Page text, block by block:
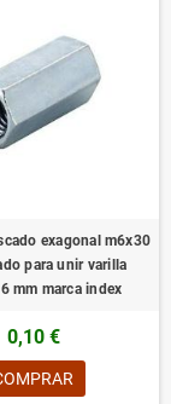
exagonal m6x30
para unir varilla
mm marca index
0,10 €